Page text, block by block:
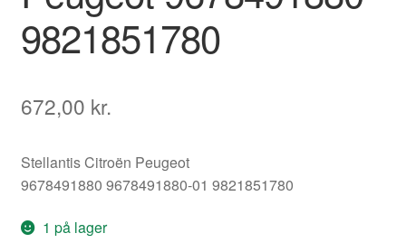
9821851780
672,00 kr.
Stellantis Citroën Peugeot
9678491880 9678491880-01 9821851780
1 på lager